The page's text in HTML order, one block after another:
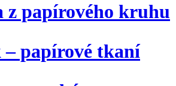
z papírového kruhu
– papírové tkaní